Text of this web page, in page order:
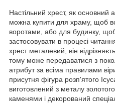
Настільний хрест, як основний
можна купити для храму, щоб
воротами, або для будинку, щоб
застосовувати в процесі
хрест металевий, він
тому може передаватися з
атрибут за всіма правилами
присутня фігура розп'ятого
виготовлений з металу
каменями і декорований